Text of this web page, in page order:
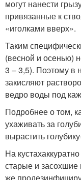
могут нанести
привязанные к
«иголками вверх».
Таким
(весной и осенью)
3 – 3,5). Поэтому в
закисляют
ведро воды под
Подробнее о том,
ухаживать за
вырастить
На
старые и засохшие